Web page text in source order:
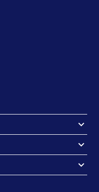
keyboard_arrow_down
keyboard_arrow_down
keyboard_arrow_down